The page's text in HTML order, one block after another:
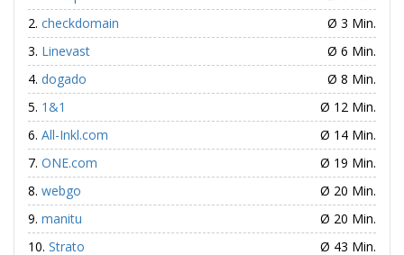
checkdomain
Ø 3 Min.
Linevast
Ø 6 Min.
dogado
Ø 8 Min.
1&1
Ø 12 Min.
All-Inkl.com
Ø 14 Min.
ONE.com
Ø 19 Min.
webgo
Ø 20 Min.
manitu
Ø 20 Min.
Strato
Ø 43 Min.